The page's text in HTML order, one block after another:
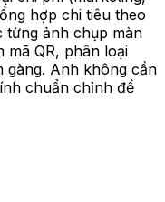
hợp chi tiêu theo
từng ảnh chụp màn
mã QR, phân loại
gàng. Anh không cần
chuẩn chỉnh để